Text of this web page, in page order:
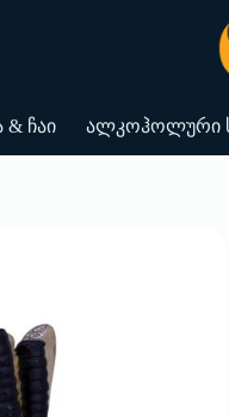
& ჩაი ალკოჰოლური